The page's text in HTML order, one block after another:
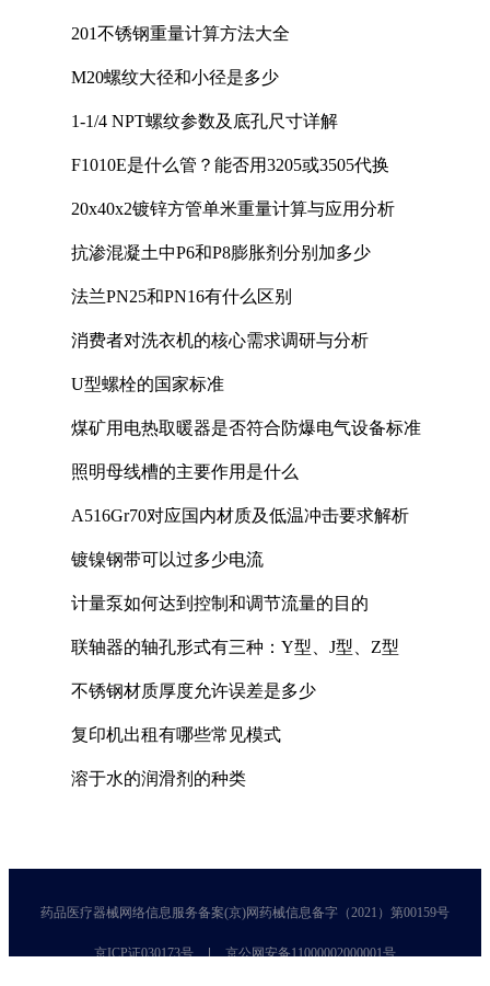
201不锈钢重量计算方法大全
M20螺纹大径和小径是多少
1-1/4 NPT螺纹参数及底孔尺寸详解
F1010E是什么管？能否用3205或3505代换
20x40x2镀锌方管单米重量计算与应用分析
抗渗混凝土中P6和P8膨胀剂分别加多少
法兰PN25和PN16有什么区别
消费者对洗衣机的核心需求调研与分析
U型螺栓的国家标准
煤矿用电热取暖器是否符合防爆电气设备标准
照明母线槽的主要作用是什么
A516Gr70对应国内材质及低温冲击要求解析
镀镍钢带可以过多少电流
计量泵如何达到控制和调节流量的目的
联轴器的轴孔形式有三种：Y型、J型、Z型
不锈钢材质厚度允许误差是多少
复印机出租有哪些常见模式
溶于水的润滑剂的种类
药品医疗器械网络信息服务备案(京)网药械信息备字（2021）第00159号
京ICP证030173号 京公网安备11000002000001号